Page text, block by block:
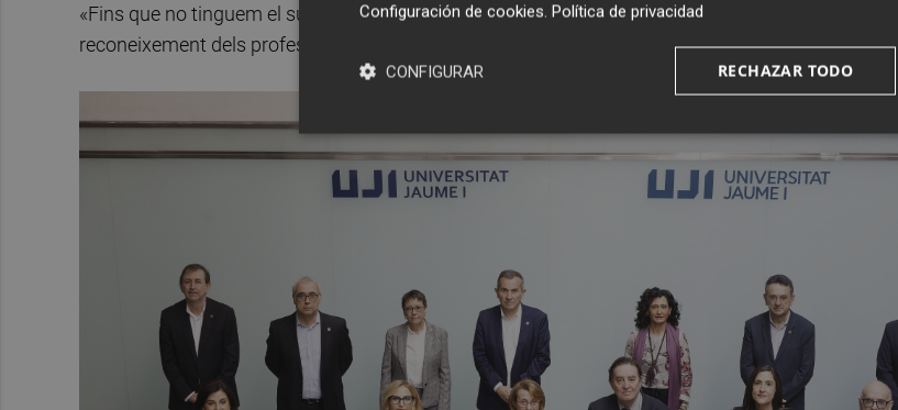
«Fins que no tinguem el suport de la societat a l’hora d’invertir en ciència, tecnologia o
reconeixement dels professionals però no estarà el camí obert», ha assenyalat.
Configuración de cookies. Política de privacidad
RECHAZAR TODO
CONFIGURAR